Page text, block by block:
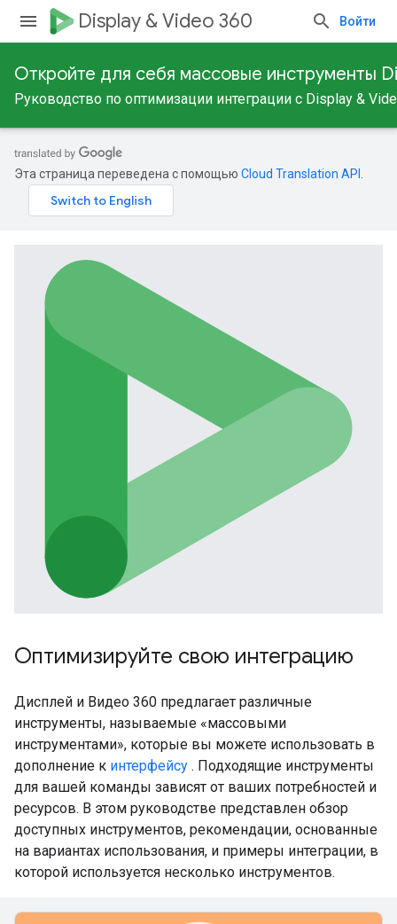
Display & Video 360 Войти
Откройте для себя массовые инструменты
Руководство по оптимизации интеграции с Display &
Эта страница переведена с помощью Cloud Translation API
Оптимизируйте свою интеграцию
Дисплей и Видео 360 предлагает различные
инструменты, называемые «массовыми
инструментами», которые вы можете использовать в
дополнение к интерфейсу . Подходящие инструменты
для вашей команды зависят от ваших потребностей и
ресурсов. В этом руководстве представлен обзор
доступных инструментов, рекомендации, основанные
на вариантах использования, и примеры интеграции, в
которой используется несколько инструментов.